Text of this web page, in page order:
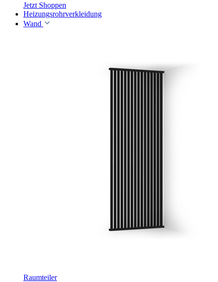
Jetzt Shoppen
Heizungsrohrverkleidung
Wand
Raumteiler